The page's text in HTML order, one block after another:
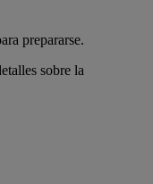
prepararse.
sobre la